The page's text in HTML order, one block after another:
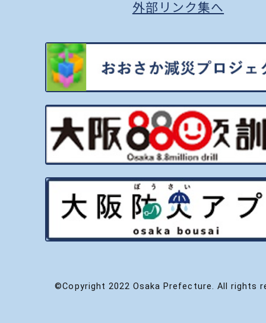
外部リンク集へ
©Copyright 2022 Osaka Prefecture. All rights